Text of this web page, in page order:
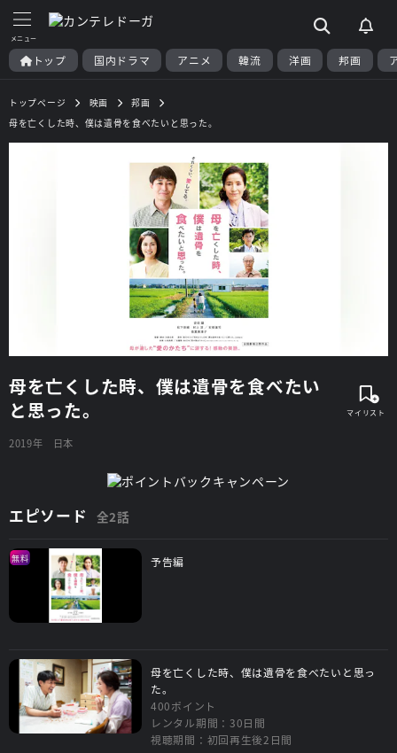
トップ 国内ドラマ アニメ 韓流 洋画 邦画
トップページ 映画
邦画
母を亡くした時、僕は遺骨を食べたいと思った。
母を亡くした時、僕は遺骨を食べたい
と思った。
2019年 日本
エピソード 全2話
無料 予告編
母を亡くした時、僕は遺骨を食べたいと思っ
た。
400ポイント
レンタル期間：30日間
視聴期間：初回再生後2日間